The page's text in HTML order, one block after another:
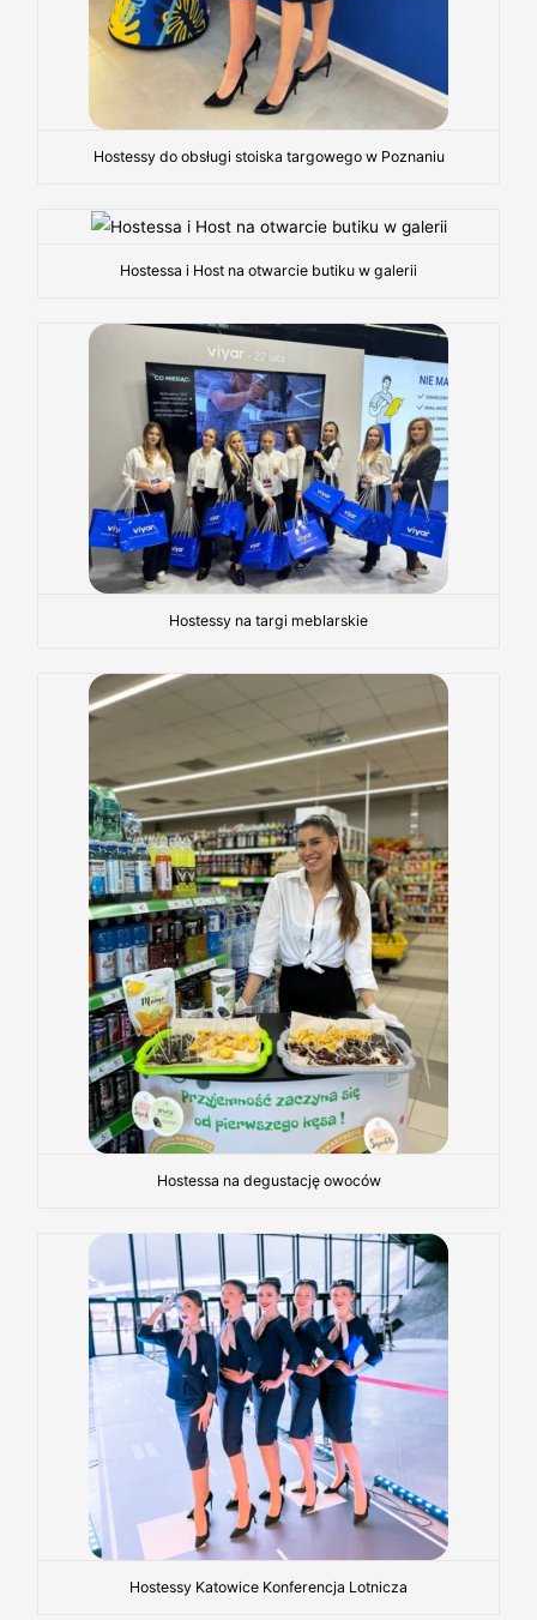
Hostessy do obsługi stoiska targowego w Poznaniu
Hostessa i Host na otwarcie butiku w galerii
Hostessy na targi meblarskie
Hostessa na degustację owoców
Hostessy Katowice Konferencja Lotnicza